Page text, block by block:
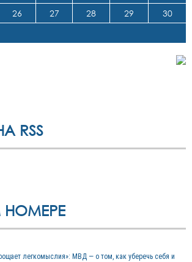
26 27 28 29 30
RSS
НОМЕРЕ
легкомыслия»: МВД — о том, как уберечь себя и